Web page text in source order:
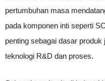
pertumbuhan masa
pada komponen inti seperti
penting sebagai dasar
teknologi R&D dan proses.